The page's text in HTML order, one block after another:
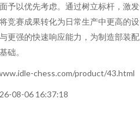
予以优先考虑。通过树立标杆，激
竞赛成果转化为日常生产中更高的
更强的快速响应能力，为制造部装
础。
chess.com/product/43.html
08-06 16:37:18